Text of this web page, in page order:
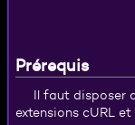
Prérequis
Il faut disposer
extensions cURL et